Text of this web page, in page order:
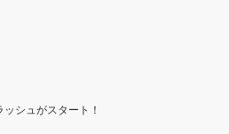
シュがスタート！